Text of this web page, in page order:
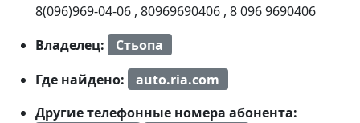
8(096)969-04-06 , 80969690406 , 8 096 9690406
Владелец:
Стьопа
Где найдено:
auto.ria.com
Другие телефонные номера абонента: